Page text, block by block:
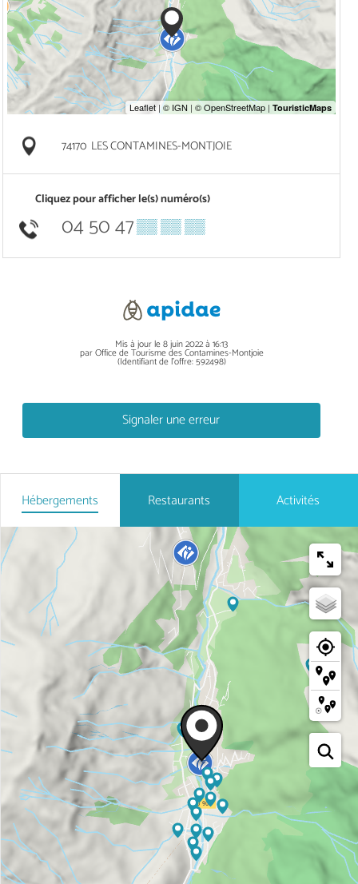
74170 LES CONTAMINES-MONTJOIE
Cliquez pour afficher le(s) numéro(s)
04 50 47▒▒ ▒▒ ▒▒
Mis à jour le 8 juin 2022 à 16:13
par Office de Tourisme des Contamines-Montjoie
(Identifiant de l'offre:592498)
Signaler une erreur
Hébergements Restaurants Activités